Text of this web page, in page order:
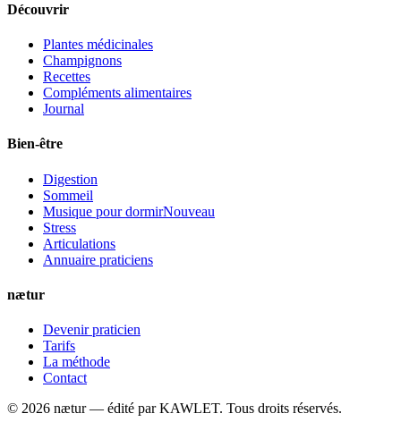
Découvrir
Plantes médicinales
Champignons
Recettes
Compléments alimentaires
Journal
Bien-être
Digestion
Sommeil
Musique pour dormirNouveau
Stress
Articulations
Annuaire praticiens
nætur
Devenir praticien
Tarifs
La méthode
Contact
© 2026 nætur — édité par KAWLET. Tous droits réservés.